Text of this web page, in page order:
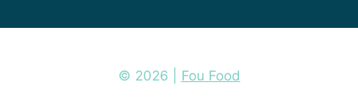
© 2026 | Fou Food